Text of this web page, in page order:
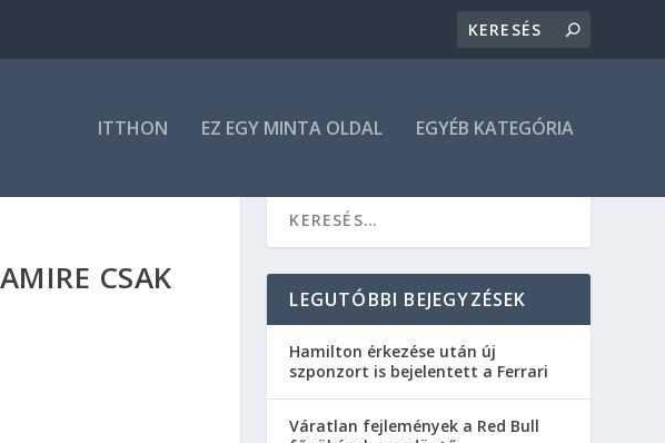
ITTHON EZ EGY MINTA OLDAL EGYÉB KATEGÓRIA
CSAK
LEGUTÓBBI BEJEGYZÉSEK
Hamilton érkezése után új
szponzort is bejelentett a Ferrari
Váratlan fejlemények a Red Bull